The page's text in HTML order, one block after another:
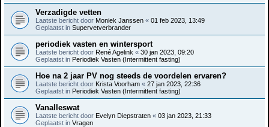
Verzadigde vetten
Laatste bericht door Moniek Janssen « 01 feb 2023, 13:49
Geplaatst in Supervetverbrander
periodiek vasten en wintersport
Laatste bericht door René Agelink « 30 jan 2023, 09:20
Geplaatst in Periodiek Vasten (Intermittent fasting)
Hoe na 2 jaar PV nog steeds de voordelen ervaren?
Laatste bericht door Krista Voorham « 27 jan 2023, 22:36
Geplaatst in Periodiek Vasten (Intermittent fasting)
Vanalleswat
Laatste bericht door Evelyn Diepstraten « 03 jan 2023, 21:33
Geplaatst in Vragen